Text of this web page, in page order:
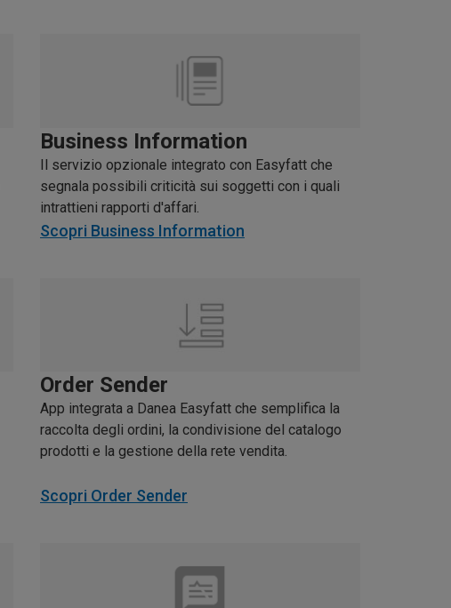
Business Information
Il servizio opzionale integrato con Easyfatt che
segnala possibili criticità sui soggetti con i quali
intrattieni rapporti d'affari.
Scopri Business Information
Order Sender
App integrata a Danea Easyfatt che semplifica la
raccolta degli ordini, la condivisione del catalogo
prodotti e la gestione della rete vendita.
Scopri Order Sender